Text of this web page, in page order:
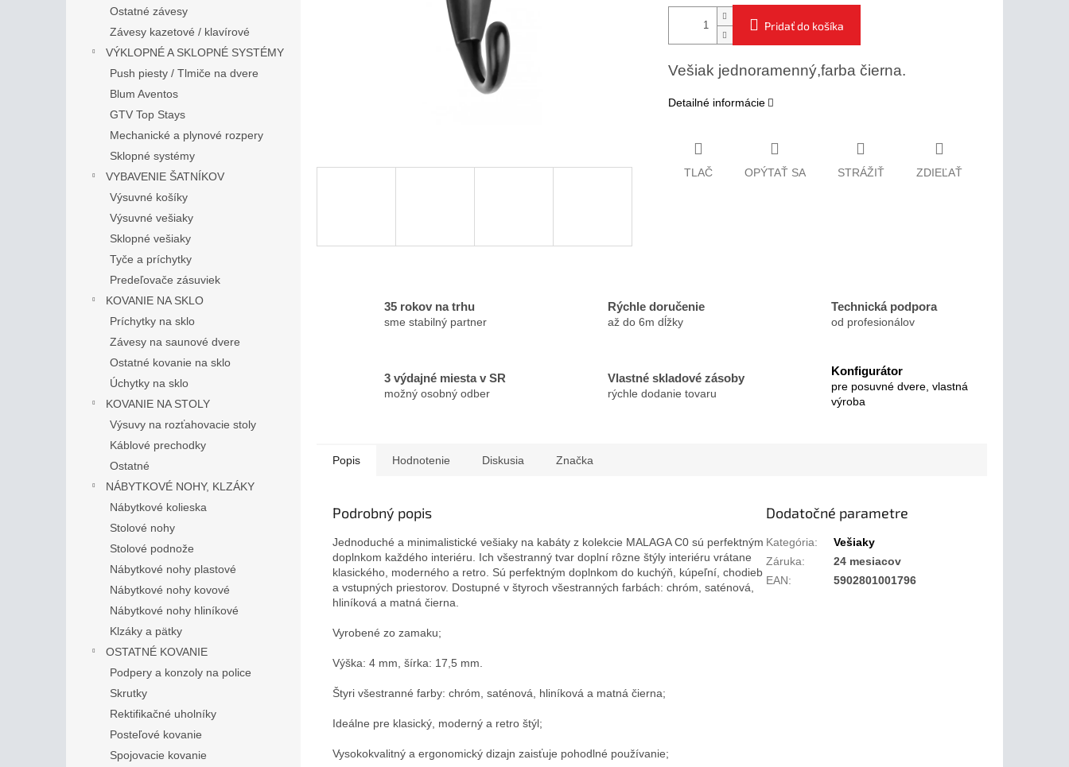
Ostatné závesy
Závesy kazetové / klavírové
VÝKLOPNÉ A SKLOPNÉ SYSTÉMY
Push piesty / Tlmiče na dvere
Blum Aventos
GTV Top Stays
Mechanické a plynové rozpery
Sklopné systémy
VYBAVENIE ŠATNÍKOV
Výsuvné košíky
Výsuvné vešiaky
Sklopné vešiaky
Tyče a príchytky
Predeľovače zásuviek
KOVANIE NA SKLO
Príchytky na sklo
Závesy na saunové dvere
Ostatné kovanie na sklo
Úchytky na sklo
KOVANIE NA STOLY
Výsuvy na rozťahovacie stoly
Káblové prechodky
Ostatné
NÁBYTKOVÉ NOHY, KLZÁKY
Nábytkové kolieska
Stolové nohy
Stolové podnože
Nábytkové nohy plastové
Nábytkové nohy kovové
Nábytkové nohy hliníkové
Klzáky a pätky
OSTATNÉ KOVANIE
Podpery a konzoly na police
Skrutky
Rektifikačné uholníky
Posteľové kovanie
Spojovacie kovanie
Pridať do košíka
Vešiak jednoramenný,farba čierna.
Detailné informácie
TLAČ OPÝTAŤ SA STRÁŽIŤ ZDIEĽAŤ
35 rokov na trhu
sme stabilný partner
Rýchle doručenie
až do 6m dĺžky
Technická podpora
od profesionálov
3 výdajné miesta v SR
možný osobný odber
Vlastné skladové zásoby
rýchle dodanie tovaru
Konfigurátor
pre posuvné dvere, vlastná
výroba
Popis Hodnotenie Diskusia Značka
Podrobný popis
Jednoduché a minimalistické vešiaky na kabáty z kolekcie MALAGA C0 sú perfektným
doplnkom každého interiéru.
Ich všestranný tvar doplní rôzne štýly interiéru vrátane
klasického, moderného a retro. Sú perfektným doplnkom do kuchýň, kúpeľní, chodieb
a vstupných priestorov. Dostupné v štyroch všestranných farbách: chróm, saténová,
hliníková a matná čierna.
Vyrobené zo zamaku;
Výška: 4 mm, šírka: 17,5 mm.
Štyri všestranné farby: chróm, saténová, hliníková a matná čierna;
Ideálne pre klasický, moderný a retro štýl;
Vysokokvalitný a ergonomický dizajn zaisťuje pohodlné používanie;
Dodatočné parametre
Kategória:
Vešiaky
Záruka:
24 mesiacov
EAN: 5902801001796